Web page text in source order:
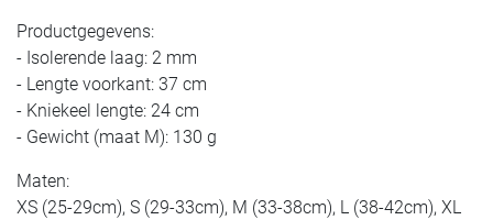
Productgegevens:
- Isolerende laag: 2 mm
- Lengte voorkant: 37 cm
- Kniekeel lengte: 24 cm
- Gewicht (maat M): 130 g
Maten:
XS (25-29cm), S (29-33cm), M (33-38cm), L (38-42cm), XL